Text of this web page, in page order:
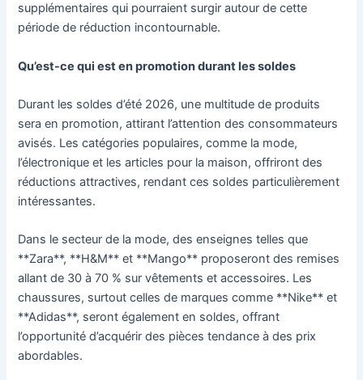
supplémentaires qui pourraient surgir autour de cette
période de réduction incontournable.
Qu’est-ce qui est en promotion durant les soldes
Durant les soldes d’été 2026, une multitude de produits
sera en promotion, attirant l’attention des consommateurs
avisés. Les catégories populaires, comme la mode,
l’électronique et les articles pour la maison, offriront des
réductions attractives, rendant ces soldes particulièrement
intéressantes.
Dans le secteur de la mode, des enseignes telles que
**Zara**, **H&M** et **Mango** proposeront des remises
allant de 30 à 70 % sur vêtements et accessoires. Les
chaussures, surtout celles de marques comme **Nike** et
**Adidas**, seront également en soldes, offrant
l’opportunité d’acquérir des pièces tendance à des prix
abordables.